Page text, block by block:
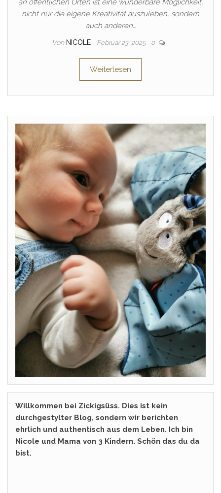
an öffentlichen Orten ist eine wunderbare Möglichkeit,
nicht nur die eigene Kreativität auszuleben, sondern
auch anderen…
Von NICOLE Februar 23, 2025 0
Weiterlesen
Willkommen bei Zickigsüss. Dies ist kein
durchgestylter Blog, sondern wir berichten
ehrlich und authentisch aus dem Leben. Ich bin
Nicole und Mama von 3 Kindern. Schön das du da
bist.